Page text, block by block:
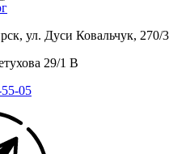
ул. Дуси Ковальчук, 270/3
29/1 В
05